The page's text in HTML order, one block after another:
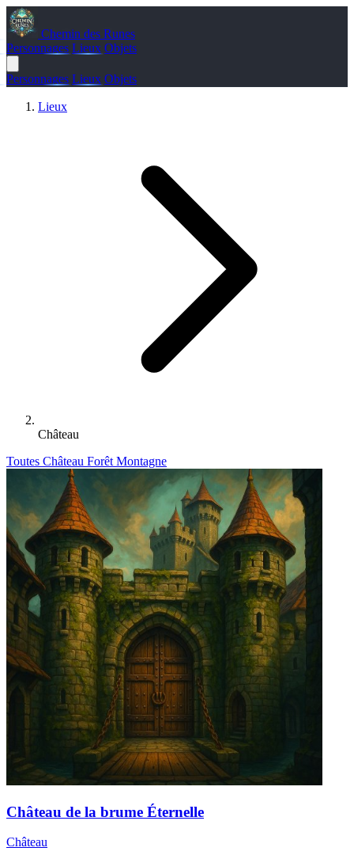
Chemin des Runes
Personnages Lieux Objets
Personnages Lieux Objets
Lieux
Château
Toutes Château Forêt Montagne
Château de la brume Éternelle
Château